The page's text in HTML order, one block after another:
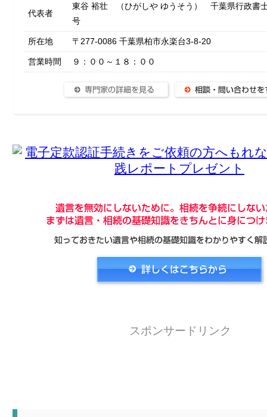
代表者
東谷 裕壮 （ひがしや ゆうそう） 千葉県行政書
号
所在地 〒277-0086 千葉県柏市永楽台3-8-20
営業時間 ９：００～１８：００
スポンサードリンク